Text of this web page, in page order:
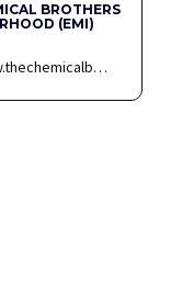
BROTHERS
(EMI)